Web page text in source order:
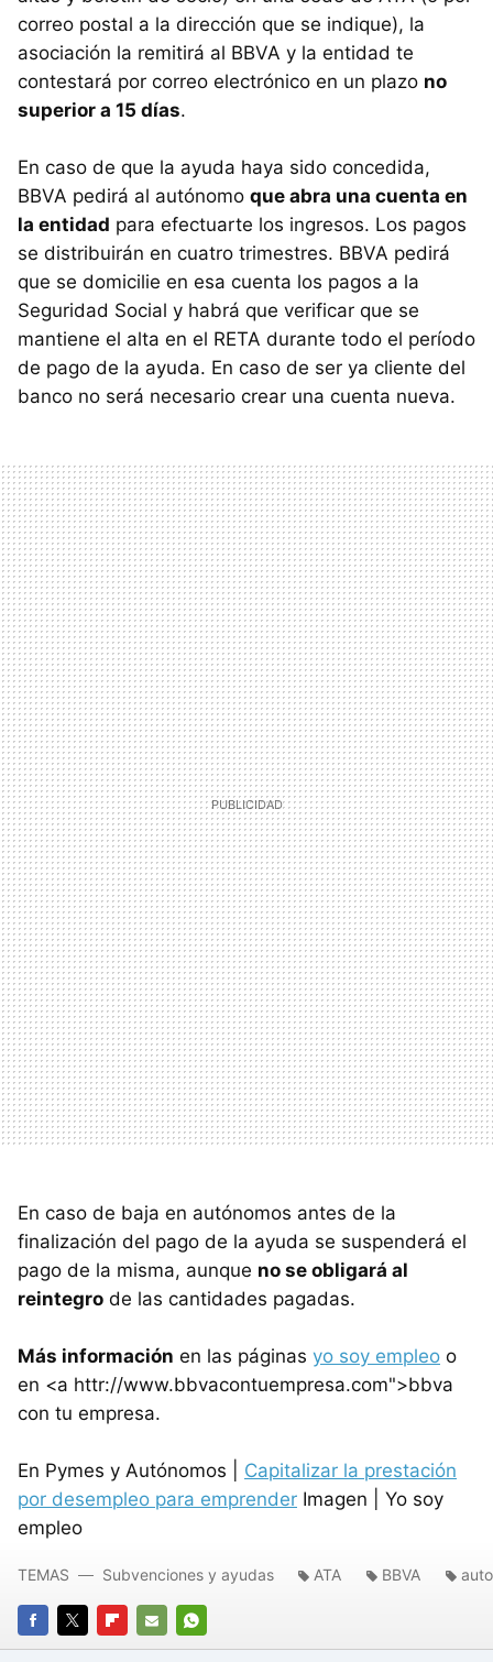
correo postal a la dirección que se indique), la
asociación la remitirá al BBVA y la entidad te
contestará por correo electrónico en un plazo no
superior a 15 días.
En caso de que la ayuda haya sido concedida,
BBVA pedirá al autónomo que abra una cuenta en
la entidad para efectuarte los ingresos. Los pagos
se distribuirán en cuatro trimestres. BBVA pedirá
que se domicilie en esa cuenta los pagos a la
Seguridad Social y habrá que verificar que se
mantiene el alta en el RETA durante todo el período
de pago de la ayuda. En caso de ser ya cliente del
banco no será necesario crear una cuenta nueva.
En caso de baja en autónomos antes de la
finalización del pago de la ayuda se suspenderá el
pago de la misma, aunque no se obligará al
reintegro de las cantidades pagadas.
Más información en las páginas yo soy empleo o
en <a httr://www.bbvacontuempresa.com">bbva
con tu empresa.
En Pymes y Autónomos | Capitalizar la prestación
por desempleo para emprender Imagen | Yo soy
empleo
FACEBOOK
TWITTERFLIPBOARD
E-
WHATSAPP
TEMAS Subvenciones y ayudas ATA BBVA